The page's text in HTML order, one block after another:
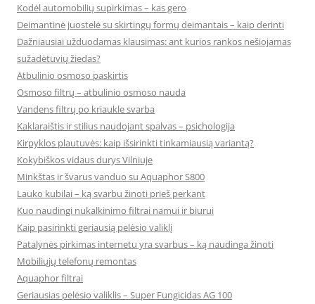
Kodėl automobilių supirkimas – kas gero
Deimantinė juostelė su skirtingų formų deimantais – kaip derinti
Dažniausiai užduodamas klausimas: ant kurios rankos nešiojamas
sužadėtuvių žiedas?
Atbulinio osmoso paskirtis
Osmoso filtrų – atbulinio osmoso nauda
Vandens filtrų po kriaukle svarba
Kaklaraištis ir stilius naudojant spalvas – psichologija
Kirpyklos plautuvės: kaip išsirinkti tinkamiausią variantą?
Kokybiškos vidaus durys Vilniuje
Minkštas ir švarus vanduo su Aquaphor S800
Lauko kubilai – ką svarbu žinoti prieš perkant
Kuo naudingi nukalkinimo filtrai namui ir biurui
Kaip pasirinkti geriausią pelėsio valiklį
Patalynės pirkimas internetu yra svarbus – ką naudinga žinoti
Mobiliųjų telefonų remontas
Aquaphor filtrai
Geriausias pelėsio valiklis – Super Fungicidas AG 100